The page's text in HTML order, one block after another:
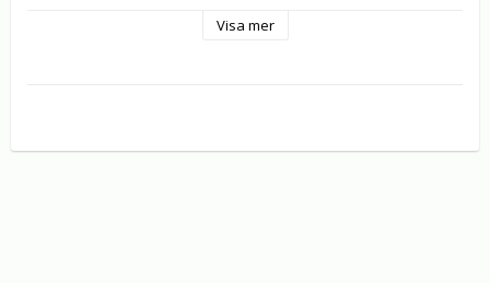
får syn på den blonda skönheten tror de att hon är en
giallo- och skräckregissören Sergio Martino som var en av de
Visa mer